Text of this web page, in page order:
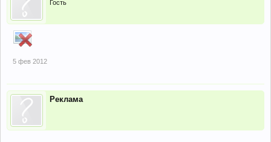
Гость
5 фев 2012
Реклама